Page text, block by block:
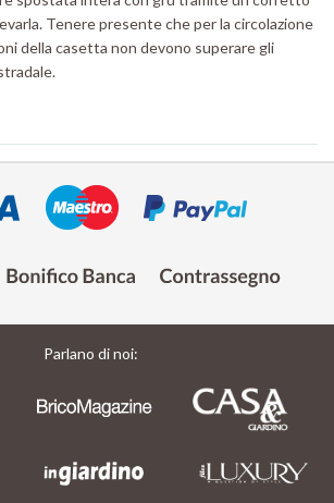
Tenere presente che per la circolazione
della casetta non devono superare gli
Parlano di noi: